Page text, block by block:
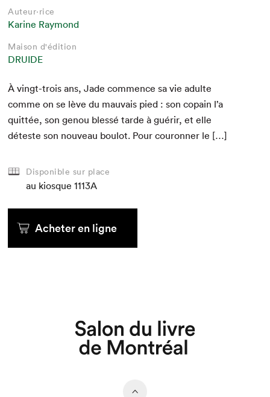
Auteur·rice
Karine Raymond
Maison d'édition
DRUIDE
À vingt-trois ans, Jade com­mence sa vie adulte
comme on se lève du mau­vais pied : son copain l’a
quit­tée, son genou blessé tarde à guérir, et elle
déteste son nou­veau boulot. Pour couron­ner le […]
Disponible sur place
au kiosque 1113A
Acheter en ligne